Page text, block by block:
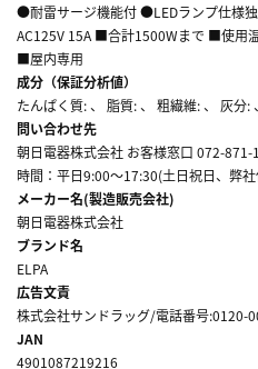
●耐雷サージ機能付 ●LEDランプ仕様
AC125V 15A ■合計1500Wまで ■使
■屋内専用
成分（保証分析値）
たんぱく質: 、 脂質: 、 粗繊維: 、 灰分:
問い合わせ先
朝日電器株式会社 お客様窓口 072-
時間：平日9:00～17:30(土日祝日、弊
メーカー名(製造販売会社)
朝日電器株式会社
ブランド名
ELPA
広告文責
株式会社サンドラッグ/電話番号:0120-
JAN
4901087219216